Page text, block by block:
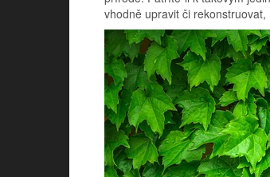
vhodně upravit či